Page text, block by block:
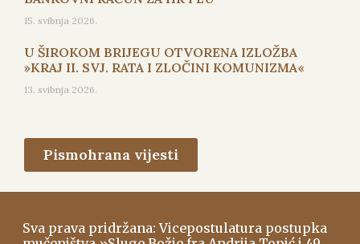
15. svibnja 2026.
U ŠIROKOM BRIJEGU OTVORENA IZLOŽBA
»KRAJ II. SVJ. RATA I ZLOČINI KOMUNIZMA«
13. svibnja 2026.
Pismohrana vijesti
Sva prava pridržana: Vicepostulatura postupka